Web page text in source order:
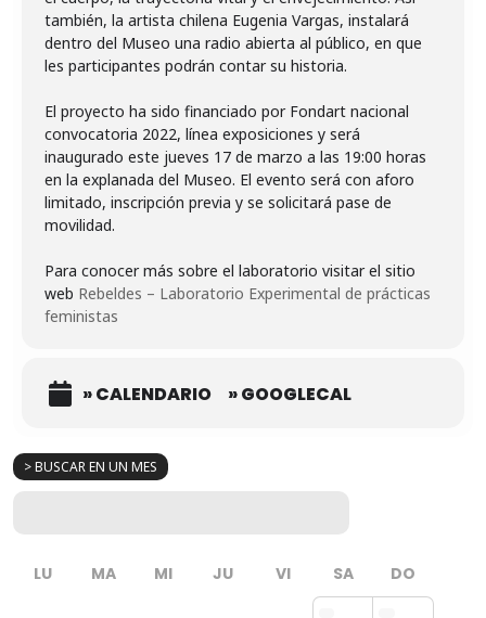
> BUSCAR EN UN MES
LU MA MI JU VI SA DO
también, la artista chilena Eugenia Vargas, instalará
dentro del Museo una radio abierta al público, en que
les participantes podrán contar su historia.
El proyecto ha sido financiado por Fondart nacional
convocatoria 2022, línea exposiciones y será
inaugurado este jueves 17 de marzo a las 19:00 horas
en la explanada del Museo. El evento será con aforo
limitado, inscripción previa y se solicitará pase de
movilidad.
Para conocer más sobre el laboratorio visitar el sitio
web Rebeldes – Laboratorio Experimental de prácticas
feministas
» CALENDARIO » GOOGLECAL